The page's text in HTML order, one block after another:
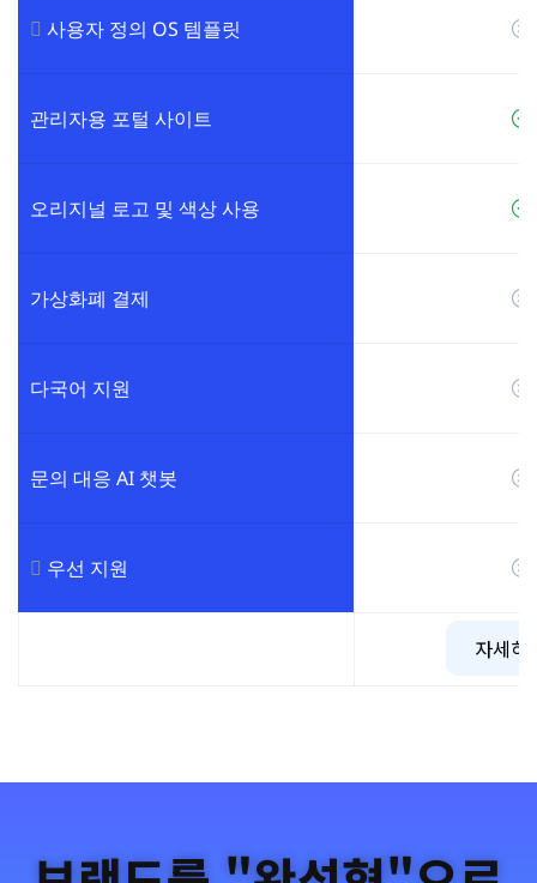
사용자 정의 OS 템플릿
관리자용 포털 사이트
오리지널 로고 및 색상 사용
가상화폐 결제
다국어 지원
문의 대응 AI 챗봇
우선 지원
자세히